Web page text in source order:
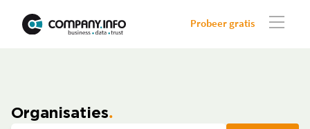
Probeer gratis
Organisaties